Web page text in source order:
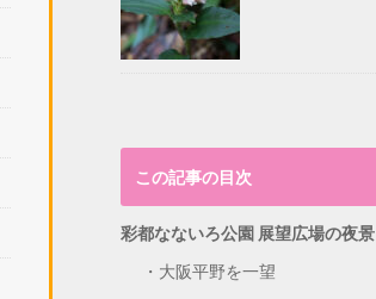
この記事の目次
彩都なないろ公園 展望広場の夜景
大阪平野を一望